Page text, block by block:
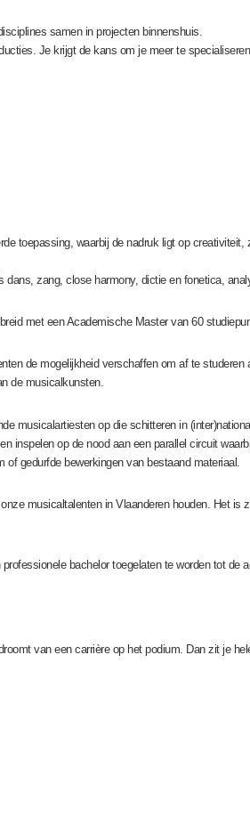
samen in projecten binnenshuis.
Je krijgt de kans om je meer te
toepassing, waarbij de nadruk ligt op
zang, close harmony, dictie en fonetica,
met een Academische Master van 60
de mogelijkheid verschaffen om af te
de musicalkunsten.
musicalartiesten op die schitteren in
inspelen op de nood aan een parallel circuit
gedurfde bewerkingen van bestaand materiaal.
musicaltalenten in Vlaanderen houden. Het
bachelor toegelaten te worden tot de
van een carrière op het podium. Dan zit je